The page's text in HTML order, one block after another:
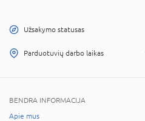
Užsakymo statusas
Parduotuvių darbo laikas
BENDRA INFORMACIJA
Apie mus